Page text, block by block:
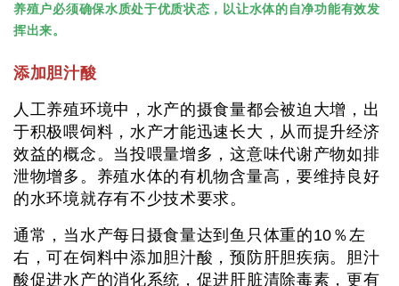
养殖户必须确保水质处于优质状态，以让水体的自净功能有效发
挥出来。
添加胆汁酸
人工养殖环境中，水产的摄食量都会被迫大增，出
于积极喂饲料，水产才能迅速长大，从而提升经济
效益的概念。当投喂量增多，这意味代谢产物如排
泄物增多。养殖水体的有机物含量高，要维持良好
的水环境就存有不少技术要求。
通常，当水产每日摄食量达到鱼只体重的10％左
右，可在饲料中添加胆汁酸，预防肝胆疾病。胆汁
酸促进水产的消化系统，促进肝脏清除毒素，更有